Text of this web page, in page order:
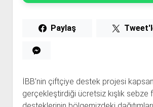
Paylaş
İBB’nin çiftçiye destek projesi
gerçekleştirdiği ücretsiz kışlık sebze